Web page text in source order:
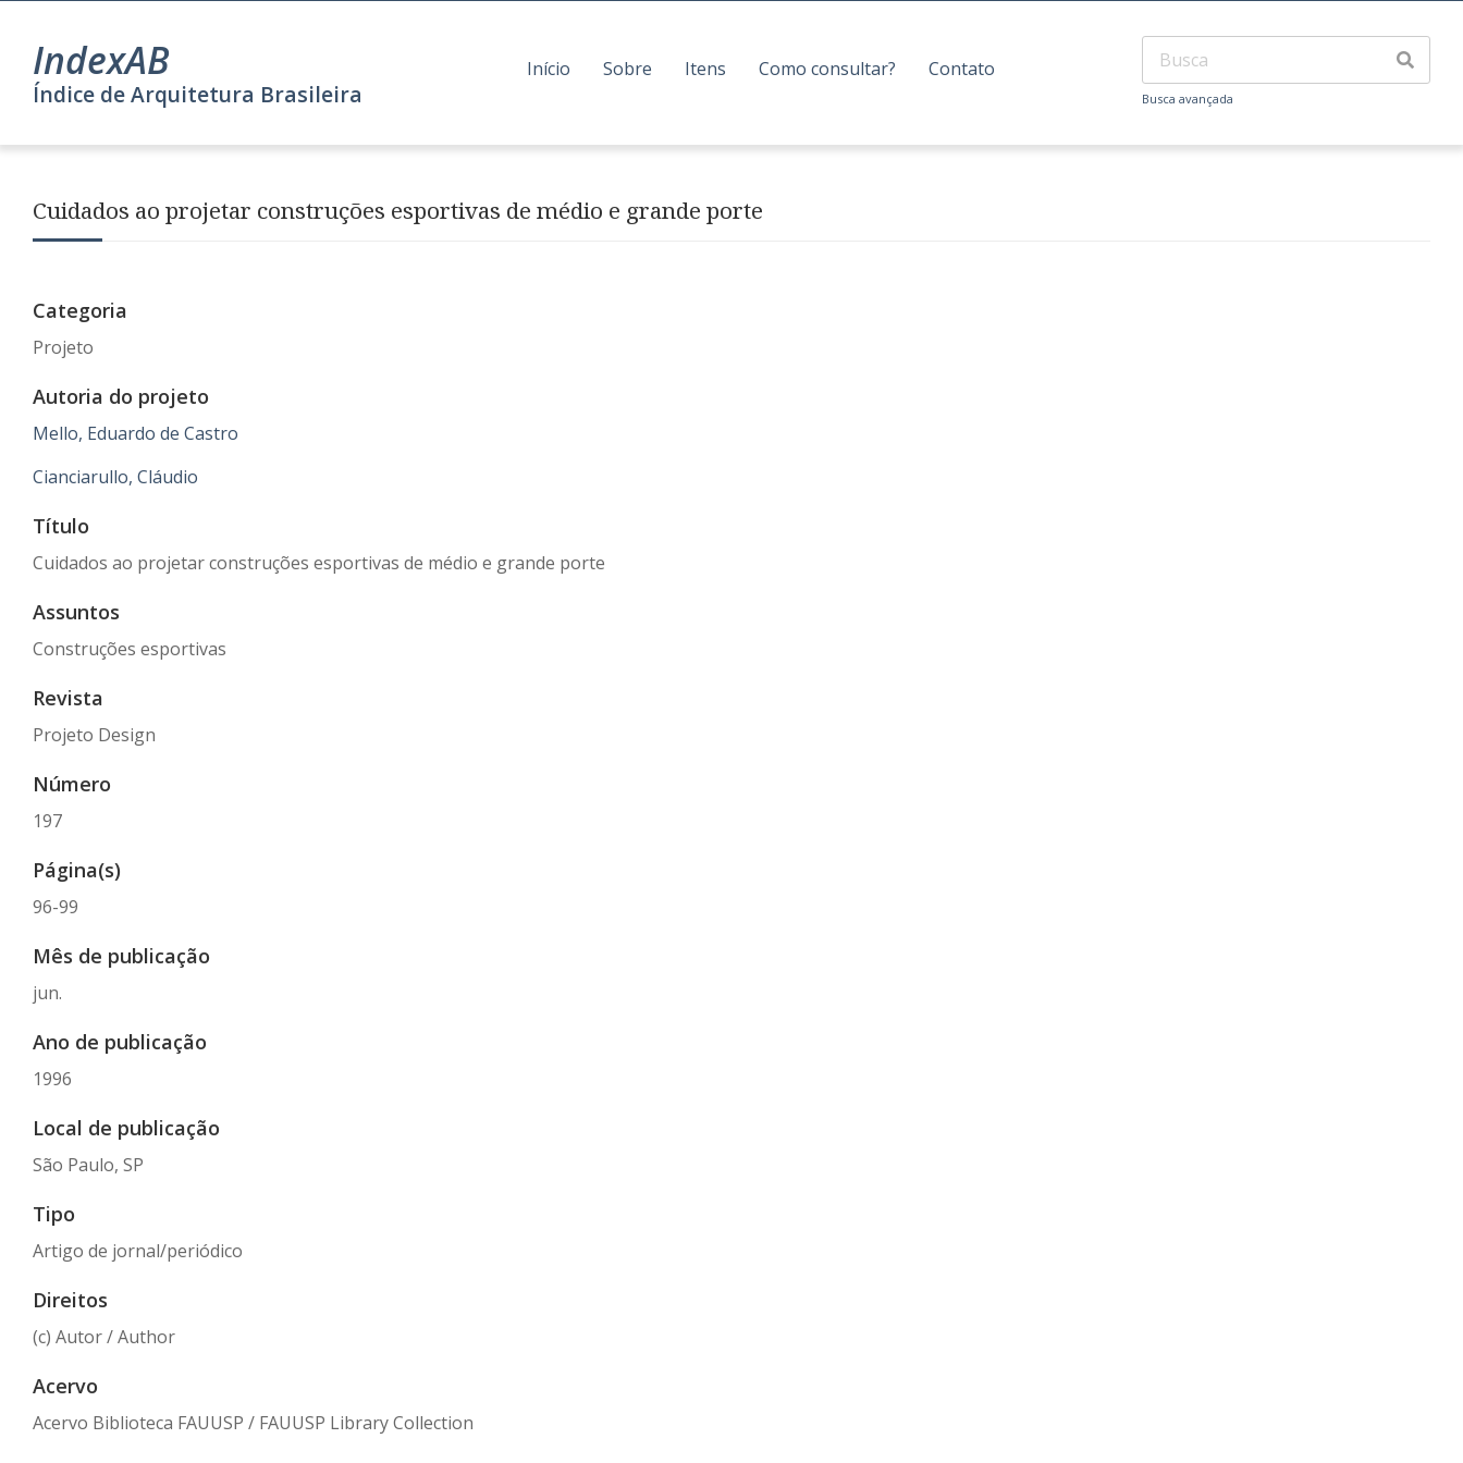
IndexAB
Índice de Arquitetura Brasileira
Início Sobre Itens Como consultar? Contato
Busca avançada
Cuidados ao projetar construções esportivas de médio e grande porte
Categoria
Projeto
Autoria do projeto
Mello, Eduardo de Castro
Cianciarullo, Cláudio
Título
Cuidados ao projetar construções esportivas de médio e grande porte
Assuntos
Construções esportivas
Revista
Projeto Design
Número
197
Página(s)
96-99
Mês de publicação
jun.
Ano de publicação
1996
Local de publicação
São Paulo, SP
Tipo
Artigo de jornal/periódico
Direitos
(c) Autor / Author
Acervo
Acervo Biblioteca FAUUSP / FAUUSP Library Collection